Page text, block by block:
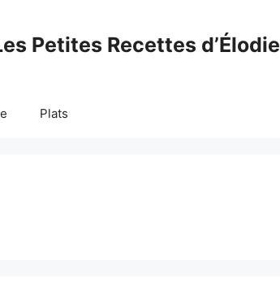
Petites Recettes d’Élodie
Plats